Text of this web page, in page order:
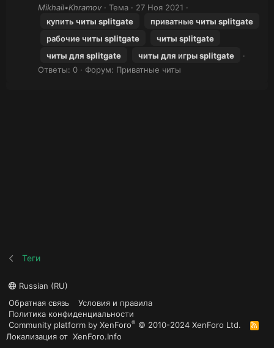
Mikhail•Khramov
Тема
27 Ноя 2021
купить читы splitgate приватные читы splitgate
рабочие читы splitgate читы splitgate
читы для splitgate читы для игрыsplitgate
Ответы: 0
Форум: Приватные читы
Теги
Russian (RU)
Обратная связь
Условия и правила
Политика конфиденциальности
Community platform by XenForo® © 2010-2024 XenForo Ltd.
R
S
Локализация от XenForo.Info